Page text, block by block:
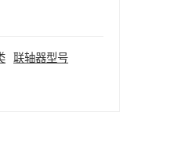
联轴器型号